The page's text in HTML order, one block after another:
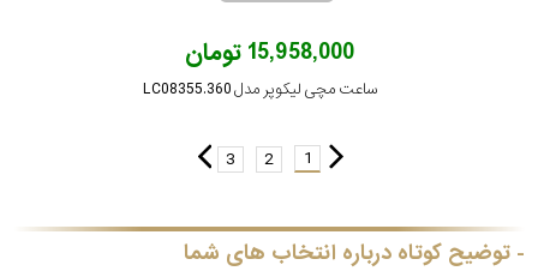
15,958,000 تومان
ساعت مچی لیکوپر مدل LC08355.360
1
2
3
توضیح کوتاه درباره انتخاب های شما